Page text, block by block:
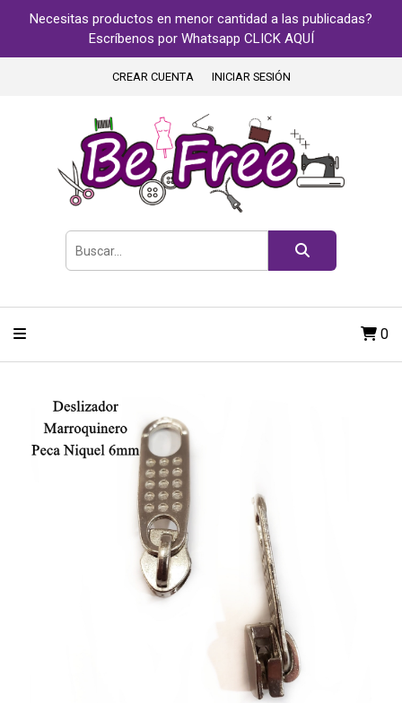
Necesitas productos en menor cantidad a las publicadas?
Escríbenos por Whatsapp CLICK AQUÍ
CREAR CUENTA INICIAR SESIÓN
0